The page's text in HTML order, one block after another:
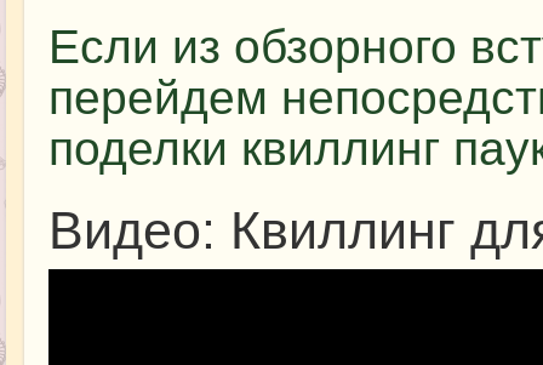
Если из обзорного
перейдем
поделки квиллинг
Видео: Квиллинг